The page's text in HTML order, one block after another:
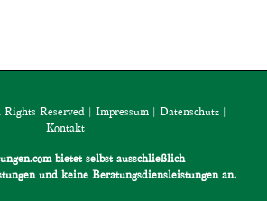
Reserved | Impressum | Datenschutz |
Kontakt
bietet selbst ausschließlich
und keine Beratungsdiensleistungen an.